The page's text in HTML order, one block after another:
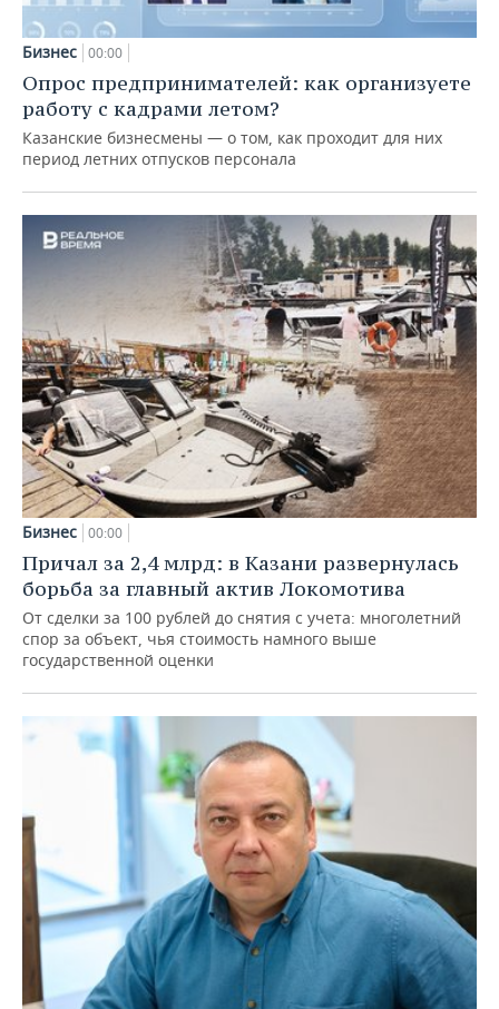
Бизнес 00:00
Опрос предпринимателей: как организуете
работу с кадрами летом?
Казанские бизнесмены — о том, как проходит для них
период летних отпусков персонала
Бизнес 00:00
Причал за 2,4 млрд: в Казани развернулась
борьба за главный актив Локомотива
От сделки за 100 рублей до снятия с учета: многолетний
спор за объект, чья стоимость намного выше
государственной оценки